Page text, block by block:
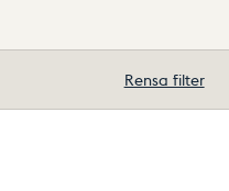
Rensa filter